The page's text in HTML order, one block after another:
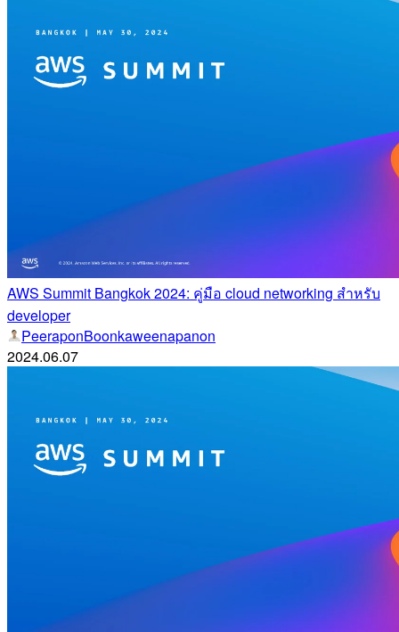
AWS Summit Bangkok 2024: คู่มือ cloud networking สำหรับ
developer
PeeraponBoonkaweenapanon
2024.06.07